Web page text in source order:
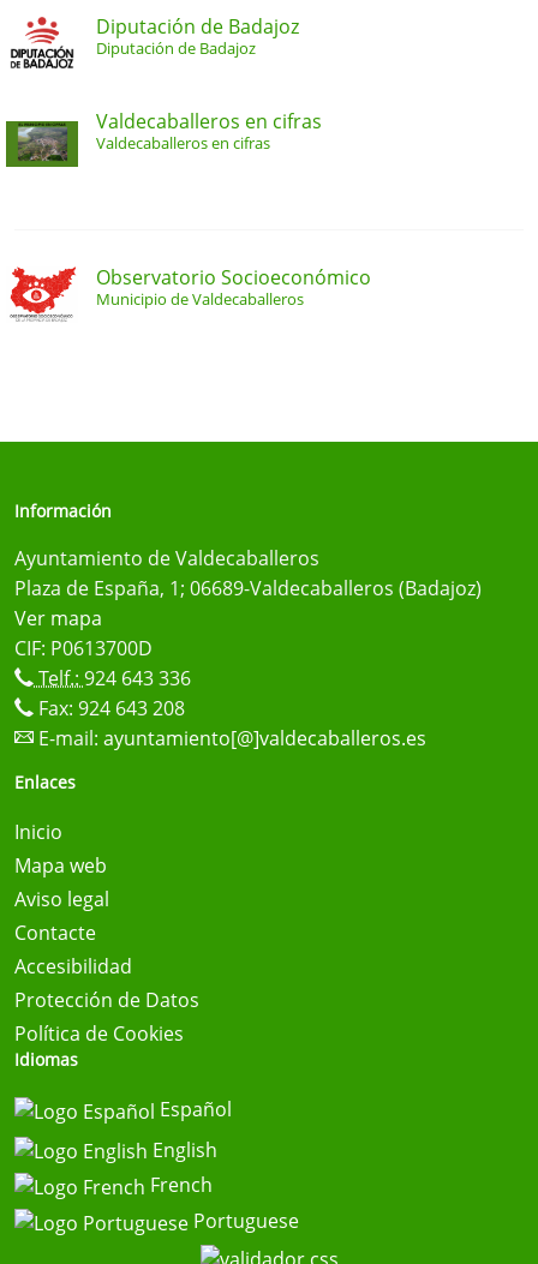
Diputación de Badajoz
Diputación de Badajoz
Valdecaballeros en cifras
Valdecaballeros en cifras
Observatorio Socioeconómico
Municipio de Valdecaballeros
Información
Ayuntamiento de Valdecaballeros
Plaza de España, 1; 06689-Valdecaballeros (Badajoz)
Ver mapa
CIF: P0613700D
Telf.: 924 643 336
Fax: 924 643 208
E-mail: ayuntamiento[@]valdecaballeros.es
Enlaces
Inicio
Mapa web
Aviso legal
Contacte
Accesibilidad
Protección de Datos
Política de Cookies
Idiomas
Español
English
French
Portuguese